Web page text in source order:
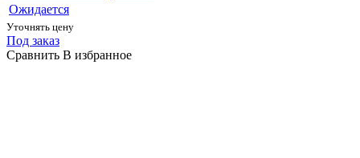
Ожидается
Уточнять цену
Под заказ
Сравнить В избранное